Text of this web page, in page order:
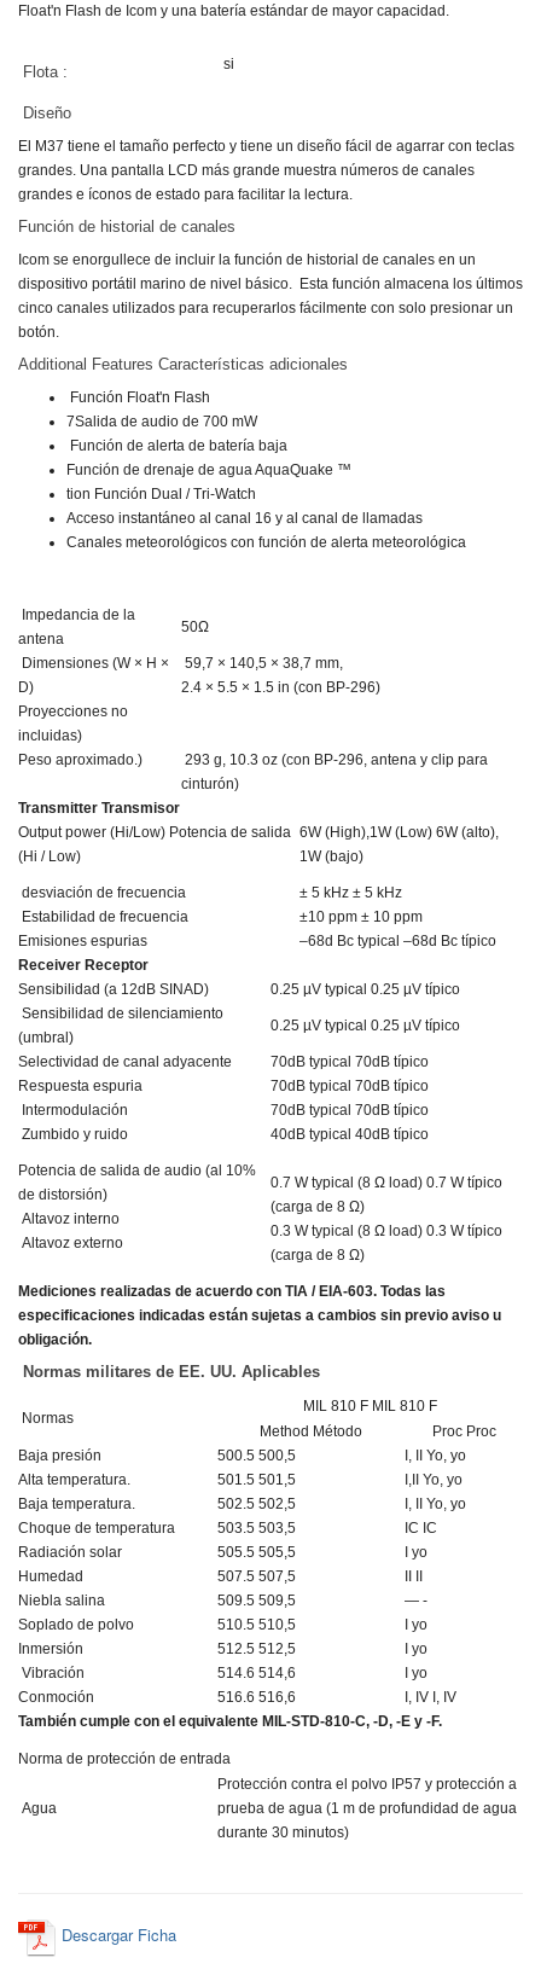
Float'n Flash de Icom y una batería estándar de mayor capacidad.
Flota : si
Diseño
El M37 tiene el tamaño perfecto y tiene un diseño fácil de agarrar con teclas
grandes. Una pantalla LCD más grande muestra números de canales
grandes e íconos de estado para facilitar la lectura.
Función de historial de canales
Icom se enorgullece de incluir la función de historial de canales en un
dispositivo portátil marino de nivel básico. Esta función almacena los últimos
cinco canales utilizados para recuperarlos fácilmente con solo presionar un
botón.
Additional Features Características adicionales
Función Float'n Flash
7Salida de audio de 700 mW
Función de alerta de batería baja
Función de drenaje de agua AquaQuake ™
tion Función Dual / Tri-Watch
Acceso instantáneo al canal 16 y al canal de llamadas
Canales meteorológicos con función de alerta meteorológica
Impedancia de la
antena
50Ω
Dimensiones (W × H ×
D)
Proyecciones no
incluidas)
59,7 × 140,5 × 38,7 mm,
2.4 × 5.5 × 1.5 in (con BP-296)
Peso aproximado.)
293 g, 10.3 oz (con BP-296, antena y clip para
cinturón)
Transmitter Transmisor
Output power (Hi/Low) Potencia de salida
(Hi / Low)
6W (High),1W (Low) 6W (alto),
1W (bajo)
desviación de frecuencia ± 5 kHz ± 5 kHz
Estabilidad de frecuencia
±10 ppm ± 10 ppm
Emisiones espurias
–68d Bc typical –68d Bc típico
Receiver Receptor
Sensibilidad (a 12dB SINAD)
0.25 µV typical 0.25 µV típico
Sensibilidad de silenciamiento
(umbral)
0.25 µV typical 0.25 µV típico
Selectividad de canal adyacente 70dB typical 70dB típico
Respuesta espuria
70dB typical 70dB típico
Intermodulación
70dB typical 70dB típico
Zumbido y ruido
40dB typical 40dB típico
Potencia de salida de audio (al 10%
de distorsión)
Altavoz interno
Altavoz externo
0.7 W typical (8 Ω load) 0.7 W típico
(carga de 8 Ω)
0.3 W typical (8 Ω load) 0.3 W típico
(carga de 8 Ω)
Mediciones realizadas de acuerdo con TIA / EIA-603. Todas las
especificaciones indicadas están sujetas a cambios sin previo aviso u
obligación.
Normas militares de EE. UU. Aplicables
Normas
MIL 810 F MIL 810 F
Method Método Proc Proc
Baja presión
500.5 500,5 I, II
Yo, yo
Alta temperatura.
501.5 501,5 I,II
Yo, yo
Baja temperatura.
502.5 502,5 I, II
Yo, yo
Choque de temperatura
503.5 503,5 IC IC
Radiación solar
505.5 505,5
yo
Humedad
507.5 507,5
Niebla salina
509.5 509,5 — -
Soplado de polvo
510.5 510,5
yo
Inmersión
512.5 512,5
yo
Vibración
514.6 514,6
yo
Conmoción
516.6 516,6 I, IV I, IV
También cumple con el equivalente MIL-STD-810-C, -D, -E y -F.
Norma de protección de entrada
Agua
Protección contra el polvo IP57 y protección a
prueba de agua (1 m de profundidad de agua
durante 30 minutos)
Descargar Ficha